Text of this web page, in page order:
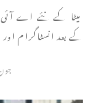
میٹا کے نئے اے
کے بعد انسٹاگرام
جون 2,